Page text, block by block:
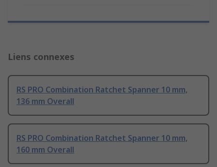
Liens connexes
RS PRO Combination Ratchet Spanner 10 mm,
136 mm Overall
RS PRO Combination Ratchet Spanner 10 mm,
160 mm Overall